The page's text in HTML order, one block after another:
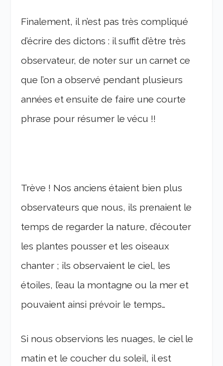
Finalement, il n’est pas très compliqué
d’écrire des dictons : il suffit d’être très
observateur, de noter sur un carnet ce
que l’on a observé pendant plusieurs
années et ensuite de faire une courte
phrase pour résumer le vécu !!
Trève ! Nos anciens étaient bien plus
observateurs que nous, ils prenaient le
temps de regarder la nature, d’écouter
les plantes pousser et les oiseaux
chanter ; ils observaient le ciel, les
étoiles, l’eau la montagne ou la mer et
pouvaient ainsi prévoir le temps…
Si nous observions les nuages, le ciel le
matin et le coucher du soleil, il est